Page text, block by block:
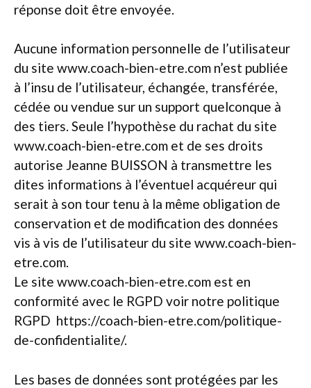
réponse doit être envoyée.
Aucune information personnelle de l’utilisateur
du site www.coach-bien-etre.com n’est publiée
à l’insu de l’utilisateur, échangée, transférée,
cédée ou vendue sur un support quelconque à
des tiers. Seule l’hypothèse du rachat du site
www.coach-bien-etre.com et de ses droits
autorise Jeanne BUISSON à transmettre les
dites informations à l’éventuel acquéreur qui
serait à son tour tenu à la même obligation de
conservation et de modification des données
vis à vis de l’utilisateur du site www.coach-bien-
etre.com.
Le site www.coach-bien-etre.com est en
conformité avec le RGPD voir notre politique
RGPD https://coach-bien-etre.com/politique-
de-confidentialite/.
Les bases de données sont protégées par les